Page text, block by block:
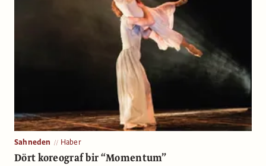
Sahneden Haber
Dört koreograf bir “Momentum”